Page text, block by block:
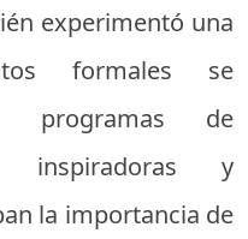
experimentó una
formales se
programas de
inspiradoras y
la importancia de